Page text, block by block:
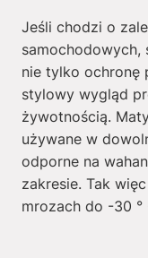
Jeśli chodzi o
samochodowych,
nie tylko ochronę
stylowy wygląd
żywotnością.
używane w
odporne na
zakresie. Tak
mrozach do -30 °